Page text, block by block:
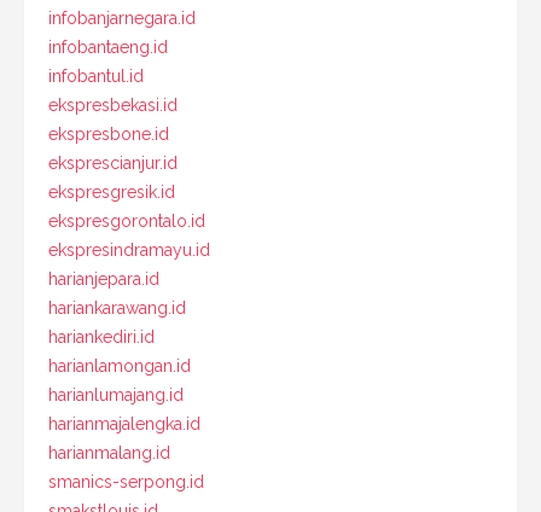
infobanjarnegara.id
infobantaeng.id
infobantul.id
ekspresbekasi.id
ekspresbone.id
eksprescianjur.id
ekspresgresik.id
ekspresgorontalo.id
ekspresindramayu.id
harianjepara.id
hariankarawang.id
hariankediri.id
harianlamongan.id
harianlumajang.id
harianmajalengka.id
harianmalang.id
smanics-serpong.id